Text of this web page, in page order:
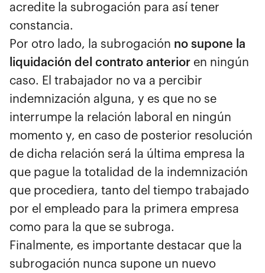
acredite la subrogación para así tener
constancia.
Por otro lado, la subrogación no supone la
liquidación del contrato anterior en ningún
caso. El trabajador no va a percibir
indemnización alguna, y es que no se
interrumpe la relación laboral en ningún
momento y, en caso de posterior resolución
de dicha relación será la última empresa la
que pague la totalidad de la indemnización
que procediera, tanto del tiempo trabajado
por el empleado para la primera empresa
como para la que se subroga.
Finalmente, es importante destacar que la
subrogación nunca supone un nuevo